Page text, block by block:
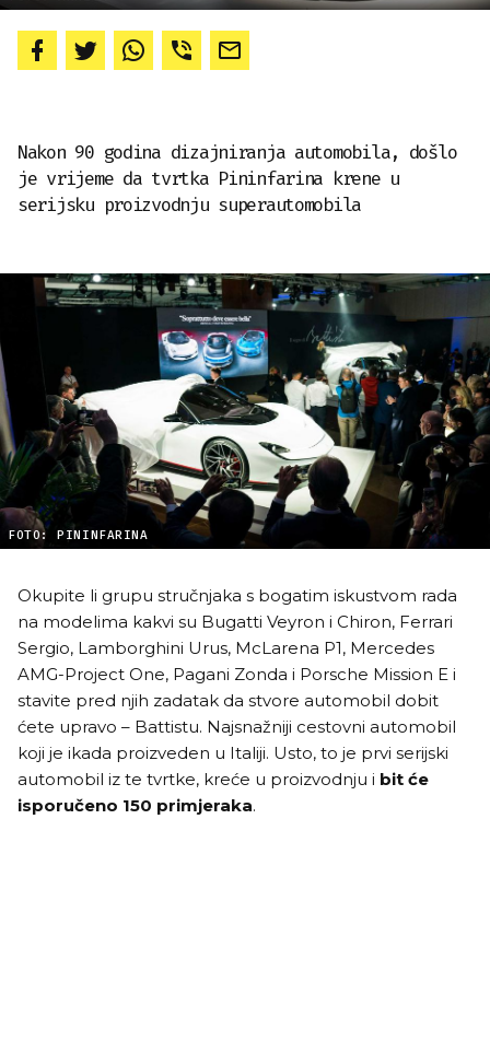
Nakon 90 godina dizajniranja automobila, došlo
je vrijeme da tvrtka Pininfarina krene u
serijsku proizvodnju superautomobila
FOTO: PININFARINA
Okupite li grupu stručnjaka s bogatim iskustvom rada
na modelima kakvi su Bugatti Veyron i Chiron, Ferrari
Sergio, Lamborghini Urus, McLarena P1, Mercedes
AMG-Project One, Pagani Zonda i Porsche Mission E i
stavite pred njih zadatak da stvore automobil dobit
ćete upravo – Battistu. Najsnažniji cestovni automobil
koji je ikada proizveden u Italiji. Usto, to je prvi serijski
automobil iz te tvrtke, kreće u proizvodnju i bit će
isporučeno 150 primjeraka.